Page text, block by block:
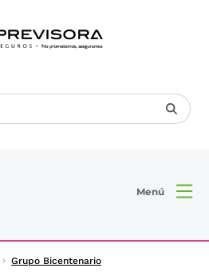
Menú
Grupo Bicentenario